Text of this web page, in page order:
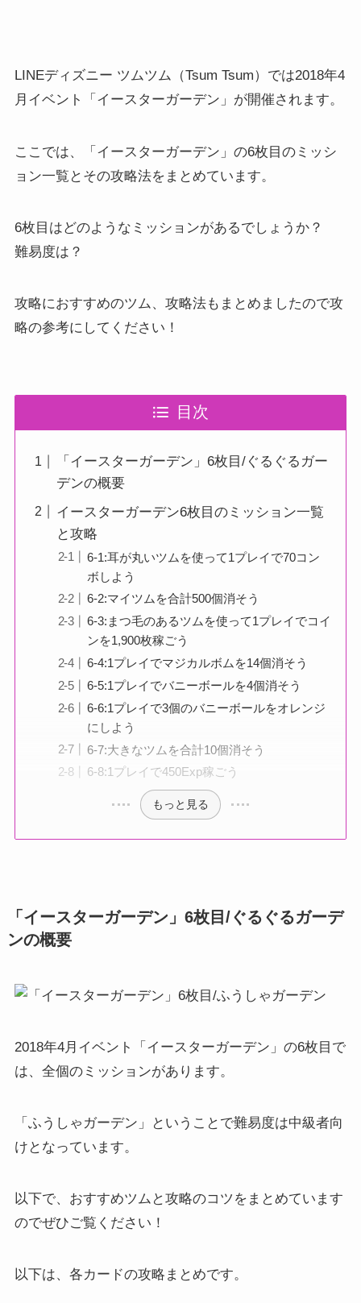
LINEディズニー ツムツム（Tsum Tsum）では2018年4
月イベント「イースターガーデン」が開催されます。
ここでは、「イースターガーデン」の6枚目のミッシ
ョン一覧とその攻略法をまとめています。
6枚目はどのようなミッションがあるでしょうか？
難易度は？
攻略におすすめのツム、攻略法もまとめましたので攻
略の参考にしてください！
目次
「イースターガーデン」6枚目/ぐるぐるガー
デンの概要
イースターガーデン6枚目のミッション一覧
と攻略
6-1:耳が丸いツムを使って1プレイで70コン
ボしよう
6-2:マイツムを合計500個消そう
6-3:まつ毛のあるツムを使って1プレイでコイ
ンを1,900枚稼ごう
6-4:1プレイでマジカルボムを14個消そう
6-5:1プレイでバニーボールを4個消そう
6-6:1プレイで3個のバニーボールをオレンジ
にしよう
6-7:大きなツムを合計10個消そう
6-8:1プレイで450Exp稼ごう
もっと見る
「イースターガーデン」6枚目/ぐるぐるガーデ
ンの概要
2018年4月イベント「イースターガーデン」の6枚目で
は、全個のミッションがあります。
「ふうしゃガーデン」ということで難易度は中級者向
けとなっています。
以下で、おすすめツムと攻略のコツをまとめています
のでぜひご覧ください！
以下は、各カードの攻略まとめです。